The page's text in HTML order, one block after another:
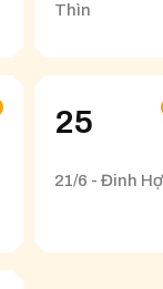
Thìn
25
21/6 - Đinh